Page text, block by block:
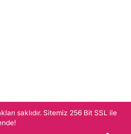
saklıdır. Sitemiz 256 Bit SSL ile